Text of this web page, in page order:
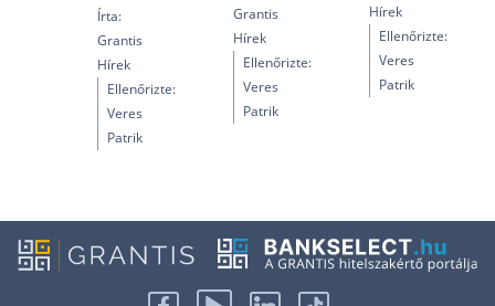
Írta:
Grantis
Hírek
Ellenőrizte:
Veres
Patrik
Grantis
Hírek
Ellenőrizte:
Veres
Patrik
Hírek
Ellenőrizte:
Veres
Patrik